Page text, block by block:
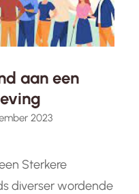
aan een
2023
Sterkere
diverser wordende